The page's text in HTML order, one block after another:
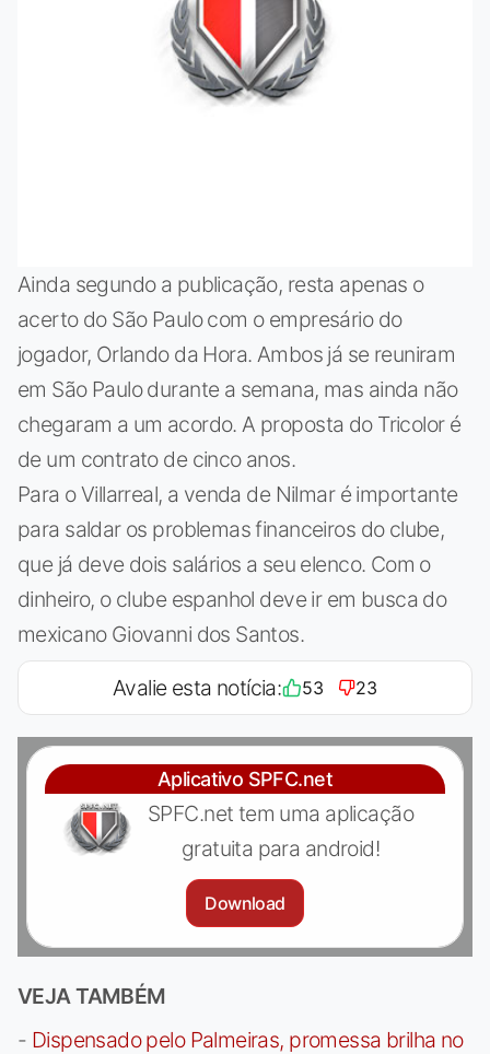
Ainda segundo a publicação, resta apenas o
acerto do São Paulo com o empresário do
jogador, Orlando da Hora. Ambos já se reuniram
em São Paulo durante a semana, mas ainda não
chegaram a um acordo. A proposta do Tricolor é
de um contrato de cinco anos.
Para o Villarreal, a venda de Nilmar é importante
para saldar os problemas financeiros do clube,
que já deve dois salários a seu elenco. Com o
dinheiro, o clube espanhol deve ir em busca do
mexicano Giovanni dos Santos.
Avalie esta notícia: 53 23
Aplicativo SPFC.net
SPFC.net tem uma aplicação
gratuita para android!
Download
VEJA TAMBÉM
- Dispensado pelo Palmeiras, promessa brilha no